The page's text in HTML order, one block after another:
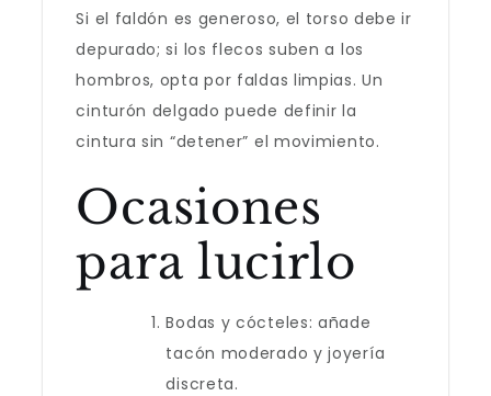
Si el faldón es generoso, el torso debe ir
depurado; si los flecos suben a los
hombros, opta por faldas limpias. Un
cinturón delgado puede definir la
cintura sin “detener” el movimiento.
Ocasiones
para lucirlo
Bodas y cócteles: añade
tacón moderado y joyería
discreta.